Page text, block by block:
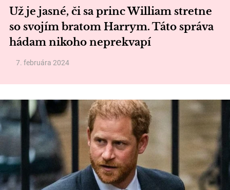
Už je jasné, či sa princ William stretne
so svojím bratom Harrym. Táto správa
hádam nikoho neprekvapí
7. februára 2024